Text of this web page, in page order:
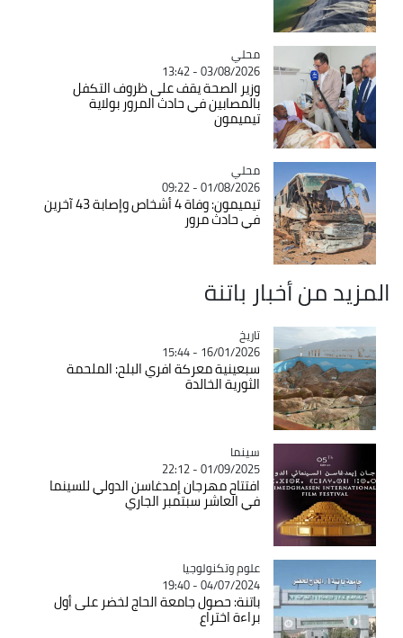
Catégorie
محلي
03/08/2026 - 13:42
وزير الصحة يقف على ظروف التكفل
بالمصابين في حادث المرور بولاية
تيميمون
Catégorie
محلي
01/08/2026 - 09:22
تيميمون: وفاة 4 أشخاص وإصابة 43 آخرين
في حادث مرور
المزيد من أخبار باتنة
Catégorie
تاريخ
16/01/2026 - 15:44
سبعينية معركة افري البلح: الملحمة
الثورية الخالدة
Catégorie
سينما
01/09/2025 - 22:12
افتتاح مهرجان إمدغاسن الدولي للسينما
في العاشر سبتمبر الجاري
Catégorie
علوم وتكنولوجيا
04/07/2024 - 19:40
باتنة: حصول جامعة الحاج لخضر على أول
براءة اختراع